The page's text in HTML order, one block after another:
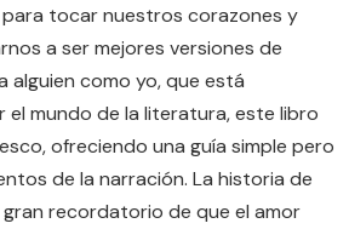
tocar nuestros corazones y
a ser mejores versiones de
alguien como yo, que está
el mundo de la literatura, este libro
ofreciendo una guía simple pero
de la narración. La historia de
gran recordatorio de que el amor